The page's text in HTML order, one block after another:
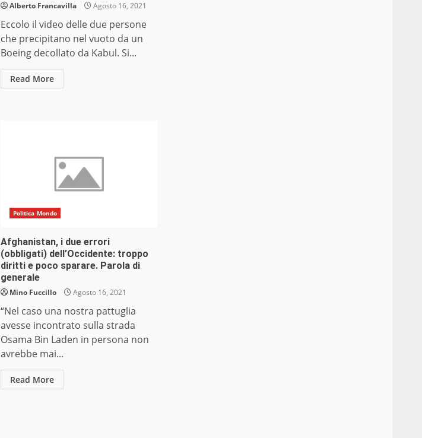
Alberto Francavilla Agosto 16, 2021
Eccolo il video delle due persone
che precipitano nel vuoto da un
Boeing decollato da Kabul. Si...
Read More
Politica Mondo
Afghanistan, i due errori
(obbligati) dell’Occidente: troppo
diritti e poco sparare. Parola di
generale
Mino Fuccillo Agosto 16, 2021
“Nel caso una nostra pattuglia
avesse incontrato sulla strada
Osama Bin Laden in persona non
avrebbe mai...
Read More